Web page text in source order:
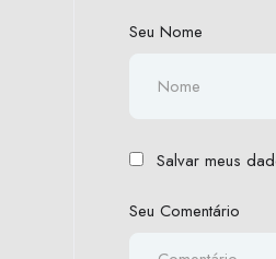
Seu Nome
Salvar meus
Seu Comentário